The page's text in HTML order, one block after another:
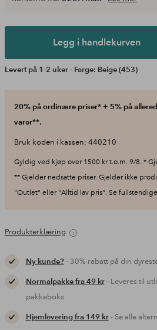
Legg i handlekurven
Levert på 1-2 uker - Farge: Beige (453)
20% på ordinære priser* + 5% på
varer**.
Bruk koden i kassen: 440210
Gyldig ved kjøp over 1500 kr t.o.m. 9/8. *
** Gjelder nedsatte priser. Gjelder ikke
"Outlet" eller "Alltid lav pris". Se fullstendige
Produkterklæring
Ny kunde?- 30% rabatt på din
Normalpakke fra 49 kr- Leveres til
pakkeboks
Hjemlevering fra 149 kr- Se alle